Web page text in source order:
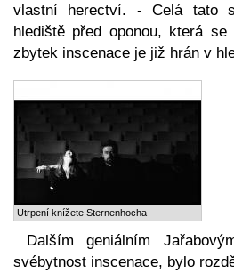
vlastní herectví. - Celá tato
hlediště před oponou, která
zbytek inscenace je již hrán v
Utrpení knížete Sternenhocha
Dalším geniálním
svébytnost inscenace, bylo